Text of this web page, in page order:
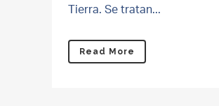
Tierra. Se tratan...
Read More